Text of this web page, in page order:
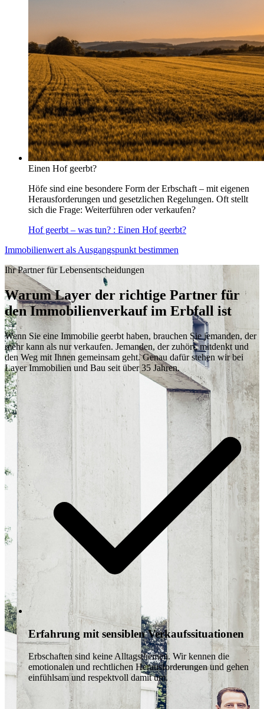
Einen Hof geerbt?
Höfe sind eine besondere Form der Erbschaft – mit eigenen
Herausforderungen und gesetzlichen Regelungen. Oft stellt
sich die Frage: Weiterführen oder verkaufen?
Hof geerbt – was tun? : Einen Hof geerbt?
Immobilienwert als Ausgangspunkt bestimmen
Ihr Partner für Lebensentscheidungen
Warum Layer der richtige Partner für
den Immobilienverkauf im Erbfall ist
Wenn Sie eine Immobilie geerbt haben, brauchen Sie jemanden, der
mehr kann als nur verkaufen. Jemanden, der zuhört, mitdenkt und
den Weg mit Ihnen gemeinsam geht. Genau dafür stehen wir bei
Layer Immobilien und Bau seit über 35 Jahren.
Erfahrung mit sensiblen Verkaufssituationen
Erbschaften sind keine Alltagsthemen. Wir kennen die
emotionalen und rechtlichen Herausforderungen und gehen
einfühlsam und respektvoll damit um.